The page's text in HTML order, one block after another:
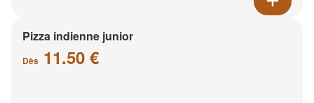
Pizza indienne junior
Dès 11.50 €